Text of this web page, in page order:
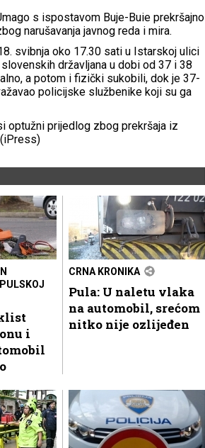
s ispostavom Buje-Buie prekršajno
narušavanja javnog reda i mira.
svibnja oko 17.30 sati u Istarskoj ulici
državljana u dobi od 37 i 38
a potom i fizički sukobili, dok je 37-
policijske službenike koji su ga
optužni prijedlog zbog prekršaja iz
i
CRNA KRONIKA
Pula: U naletu vlaka
na automobil, srećom
nitko nije ozlijeđen